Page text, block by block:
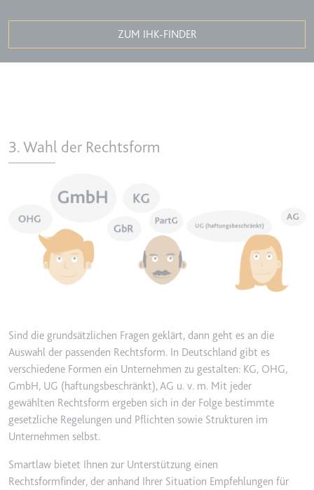
TESTCOOKIESENABLED
Zweck:
Wird verwendet, um die
yt-icons-last-purged
youtube.com
Zweck:
Notwendig für die
Implementierung und
Funktionalität von YouTube-
Videoinhalten auf der Website.
Typ:
HTML Local Storage
ytidb::LAST_RESULT_ENTRY_KEY
Anbieter:
youtube.com
Zweck:
eingebetteten Inhalten zu
verfolgen.
ZUM IHK-FINDER
3. Wahl der Rechtsform
Sind die grundsätzlichen Fragen geklärt, dann geht es an die
Auswahl der passenden Rechtsform. In Deutschland gibt es
verschiedene Formen ein Unternehmen zu gestalten: KG, OHG,
GmbH, UG (haftungsbeschränkt), AG u. v. m. Mit jeder
gewählten Rechtsform ergeben sich in der Folge bestimmte
gesetzliche Regelungen und Pflichten sowie Strukturen im
Unternehmen selbst.
Smartlaw bietet Ihnen zur Unterstützung einen
Rechtsformfinder, der anhand Ihrer Situation Empfehlungen für